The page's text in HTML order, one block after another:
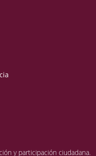
y participación ciudadana.